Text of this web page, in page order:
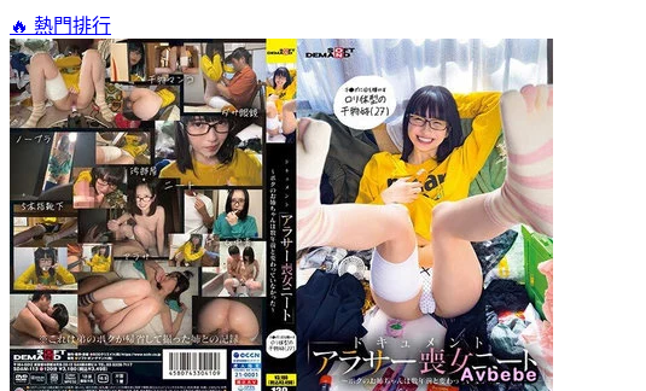
🔥 熱門排行